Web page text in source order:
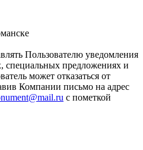
Пользователю уведомления
специальных предложениях и
может отказаться от
Компании письмо на адрес
с пометкой